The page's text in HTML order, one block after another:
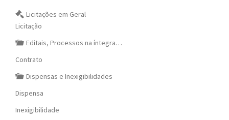
Licitações em Geral
Licitação
Editais, Processos na íntegra…
Contrato
Dispensas e Inexigibilidades
Dispensa
Inexigibilidade